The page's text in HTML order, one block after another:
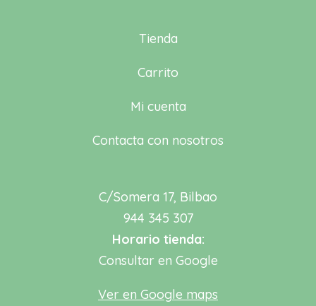
Tienda
Carrito
Mi cuenta
Contacta con nosotros
C/Somera 17, Bilbao
944 345 307
Horario tienda:
Consultar en Google
Ver en Google maps